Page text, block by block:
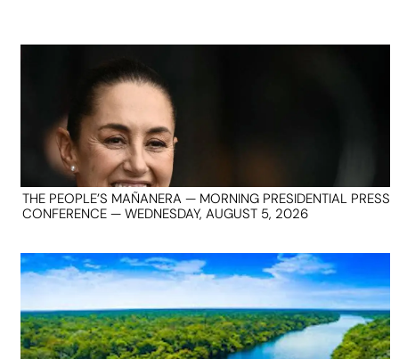
THE PEOPLE’S MAÑANERA — MORNING PRESIDENTIAL PRESS
CONFERENCE — WEDNESDAY, AUGUST 5, 2026